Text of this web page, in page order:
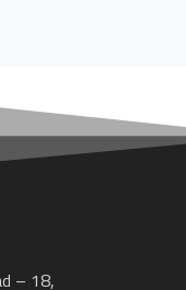
– 18,